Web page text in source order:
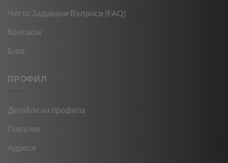
Често Задавани Въпроси (FAQ)
Контакти
Блог
ПРОФИЛ
Детайли на профила
Поръчки
Адреси